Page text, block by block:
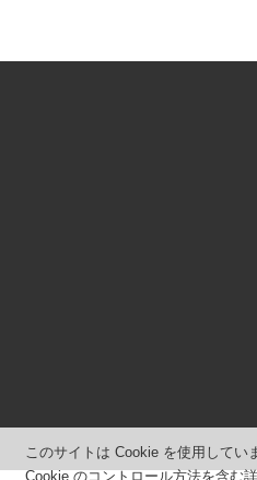
このサイトは Cookie を使用して
Cookie のコントロール方法を含む